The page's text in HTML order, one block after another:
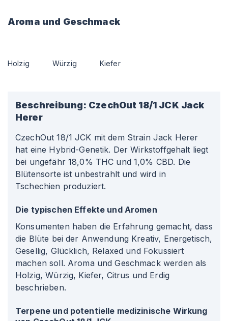
Aroma und Geschmack
Holzig Würzig Kiefer
Beschreibung: CzechOut 18/1 JCK Jack
Herer
CzechOut 18/1 JCK mit dem Strain Jack Herer
hat eine Hybrid-Genetik. Der Wirkstoffgehalt liegt
bei ungefähr 18,0% THC und 1,0% CBD. Die
Blütensorte ist unbestrahlt und wird in
Tschechien produziert.
Die typischen Effekte und Aromen
Konsumenten haben die Erfahrung gemacht, dass
die Blüte bei der Anwendung Kreativ, Energetisch,
Gesellig, Glücklich, Relaxed und Fokussiert
machen soll. Aroma und Geschmack werden als
Holzig, Würzig, Kiefer, Citrus und Erdig
beschrieben.
Terpene und potentielle medizinische Wirkung